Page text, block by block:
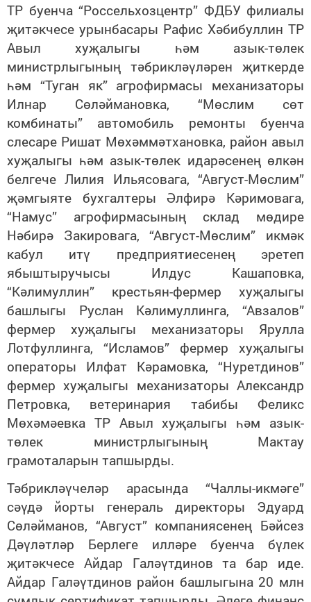
ТР буенча “Россельхозцентр” ФДБУ филиалы
җитәкчесе урынбасары Рафис Хәбибуллин ТР
Авыл хуҗалыгы һәм азык-төлек
министрлыгының тәбрикләүләрен җиткерде
һәм “Туган як” агрофирмасы механизаторы
Илнар Сөләймановка, “Мөслим сөт
комбинаты” автомобиль ремонты буенча
слесаре Ришат Мөхәммәтхановка, район авыл
хуҗалыгы һәм азык-төлек идарәсенең өлкән
белгече Лилия Ильясовага, “Август-Мөслим”
җәмгыяте бухгалтеры Әлфирә Кәримовага,
“Намус” агрофирмасының склад мөдире
Нәбирә Закировага, “Август-Мөслим” икмәк
кабул итү предприятиесенең эретеп
ябыштыручысы Илдус Кашаповка,
“Кәлимуллин” крестьян-фермер хуҗалыгы
башлыгы Руслан Кәлимуллинга, “Авзалов”
фермер хуҗалыгы механизаторы Ярулла
Лотфуллинга, “Исламов” фермер хуҗалыгы
операторы Илфат Кәрамовка, “Нуретдинов”
фермер хуҗалыгы механизаторы Александр
Петровка, ветеринария табибы Феликс
Мөхәмәевка ТР Авыл хуҗалыгы һәм азык-
төлек министрлыгының Мактау
грамоталарын тапшырды.
Тәбрикләүчеләр арасында “Чаллы-икмәге”
сәүдә йорты генераль директоры Эдуард
Сөләйманов, “Август” компаниясенең Бәйсез
Дәүләтләр Берлеге илләре буенча бүлек
җитәкчесе Айдар Галәүтдинов та бар иде.
Айдар Галәүтдинов район башлыгына 20 млн